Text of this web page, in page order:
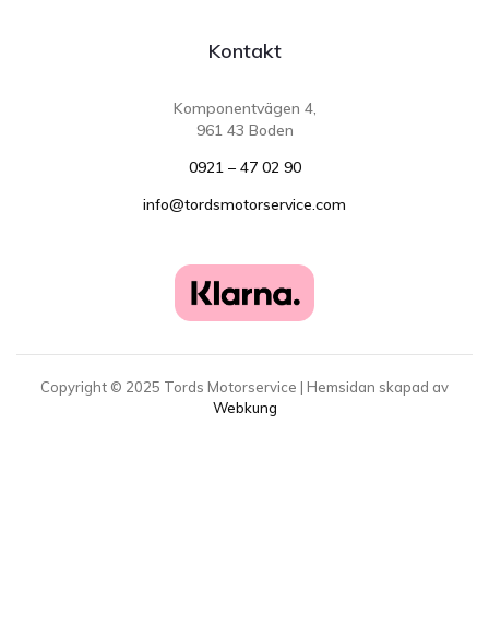
Kontakt
Komponentvägen 4,
961 43 Boden
0921 – 47 02 90
info@tordsmotorservice.com
Copyright © 2025 Tords Motorservice | Hemsidan skapad av
Webkung